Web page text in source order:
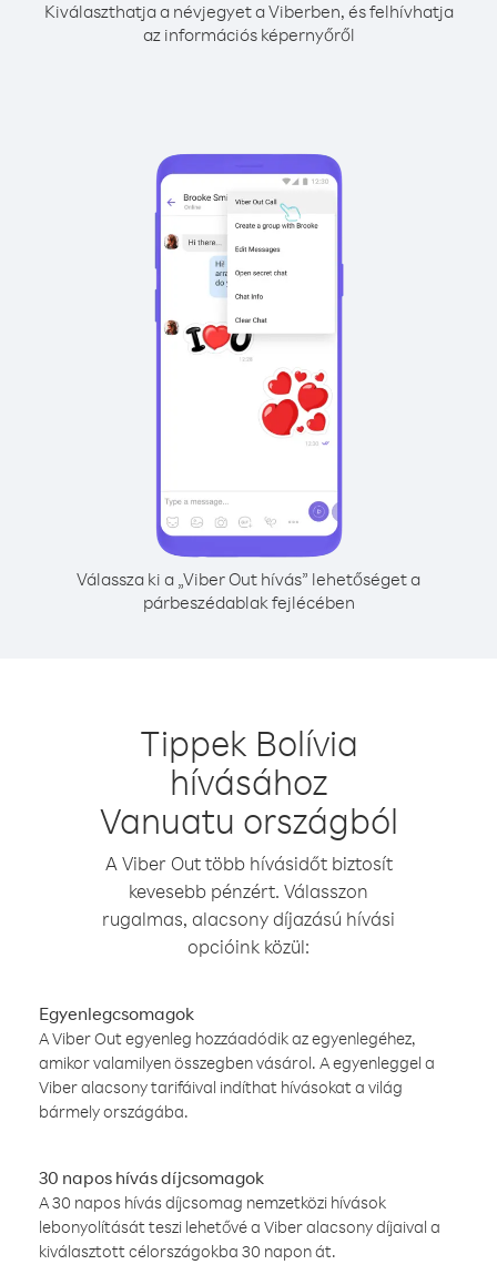
Kiválaszthatja a névjegyet a Viberben, és felhívhatja
az információs képernyőről
Válassza ki a „Viber Out hívás” lehetőséget a
párbeszédablak fejlécében
Tippek Bolívia
hívásához
Vanuatu országból
A Viber Out több hívásidőt biztosít
kevesebb pénzért. Válasszon
rugalmas, alacsony díjazású hívási
opcióink közül:
Egyenlegcsomagok
A Viber Out egyenleg hozzáadódik az egyenlegéhez,
amikor valamilyen összegben vásárol. A egyenleggel a
Viber alacsony tarifáival indíthat hívásokat a világ
bármely országába.
30 napos hívás díjcsomagok
A 30 napos hívás díjcsomag nemzetközi hívások
lebonyolítását teszi lehetővé a Viber alacsony díjaival a
kiválasztott célországokba 30 napon át.